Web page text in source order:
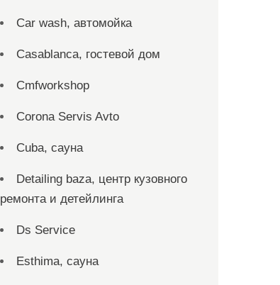
Car wash, автомойка
Casablanca, гостевой дом
Cmfworkshop
Corona Servis Avto
Cuba, сауна
Detailing baza, центр кузовного
ремонта и детейлинга
Ds Service
Esthima, сауна